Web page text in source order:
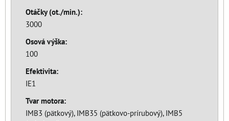
Otáčky (ot./min.):
3000
Osová výška:
100
Efektivita:
IE1
Tvar motora:
IMB3 (pätkový), IMB35 (pätkovo-prírubový), IMB5